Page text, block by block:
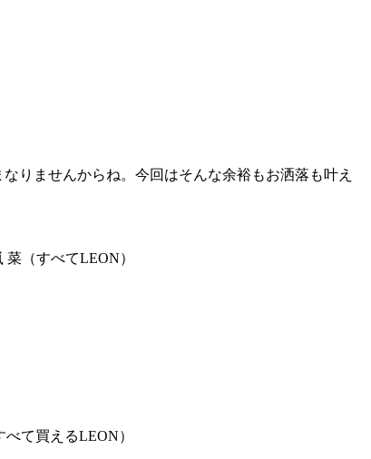
りませんからね。今回はそんな余裕もお洒落も叶え
（すべてLEON）